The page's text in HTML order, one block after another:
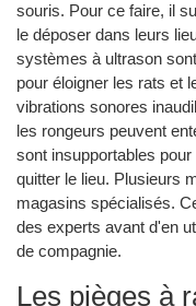
souris. Pour ce faire, il
le déposer dans leurs
systèmes à ultrason
pour éloigner les rats et
vibrations sonores
les rongeurs peuvent
sont insupportables
quitter le lieu. Plusieurs
magasins spécialisés.
des experts avant d'en
de compagnie.
Les pièges à